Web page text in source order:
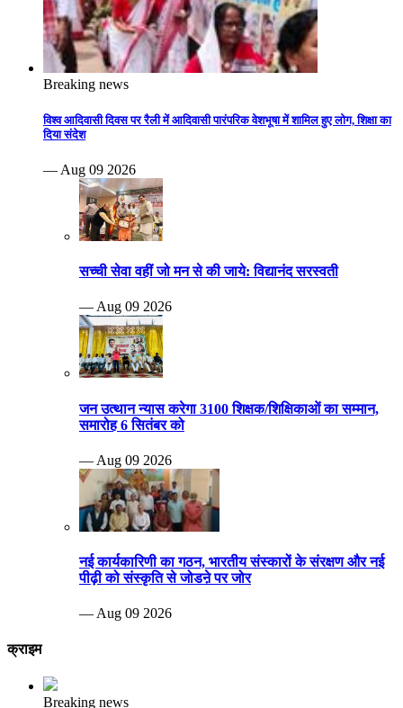
Breaking news
विश्व आदिवासी दिवस पर रैली में आदिवासी पारंपरिक वेशभूषा में शामिल हुए लोग, शिक्षा का
दिया संदेश
— Aug 09 2026
सच्ची सेवा वहीं जो मन से की जाये: विद्यानंद सरस्वती
— Aug 09 2026
जन उत्थान न्यास करेगा 3100 शिक्षक/शिक्षिकाओं का सम्मान,
समारोह 6 सितंबर को
— Aug 09 2026
नई कार्यकारिणी का गठन, भारतीय संस्कारों के संरक्षण और नई
पीढ़ी को संस्कृति से जोडऩे पर जोर
— Aug 09 2026
क्राइम
Breaking news